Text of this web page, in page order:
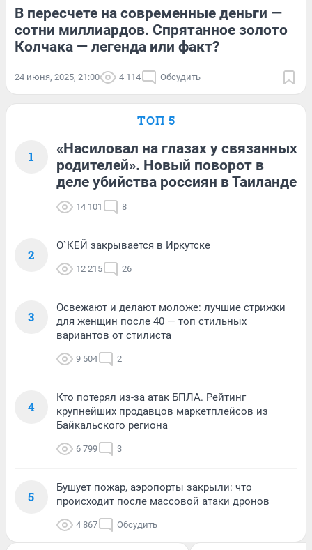
В пересчете на современные деньги —
сотни миллиардов. Спрятанное золото
Колчака — легенда или факт?
24 июня, 2025, 21:00 4 114 Обсудить
ТОП 5
1
«Насиловал на глазах у связанных
родителей». Новый поворот в
деле убийства россиян в Таиланде
14 101 8
2
О`КЕЙ закрывается в Иркутске
12 215 26
3
Освежают и делают моложе: лучшие стрижки
для женщин после 40 — топ стильных
вариантов от стилиста
9 504 2
4
Кто потерял из-за атак БПЛА. Рейтинг
крупнейших продавцов маркетплейсов из
Байкальского региона
6 799 3
5
Бушует пожар, аэропорты закрыли: что
происходит после массовой атаки дронов
4 867 Обсудить